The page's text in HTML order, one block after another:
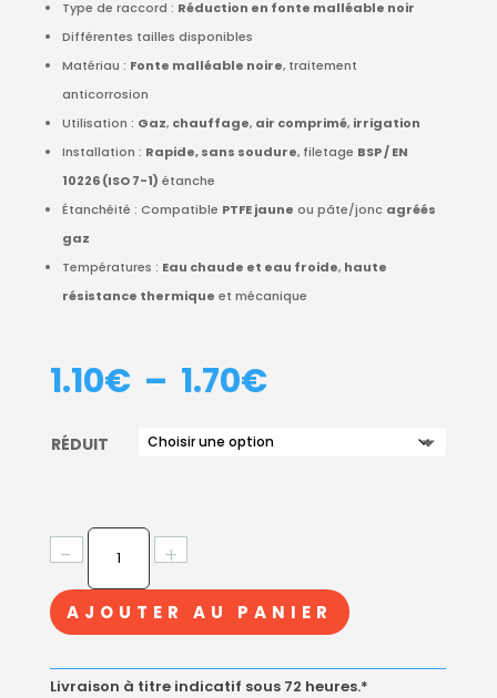
Type de raccord : Réduction en fonte malléable noir
Différentes tailles disponibles
Matériau : Fonte malléable noire, traitement
anticorrosion
Utilisation : Gaz, chauffage, air comprimé, irrigation
Installation : Rapide, sans soudure, filetage BSP / EN
10226 (ISO 7-1) étanche
Étanchéité : Compatible PTFE jaune ou pâte/jonc agréés
gaz
Températures : Eau chaude et eau froide, haute
résistance thermique et mécanique
1.10€ – 1.70€PLAGE
PRIX :
1.10€
RÉDUIT
-
QUANTITÉ
RÉDUCTION
EN
FONTE
MALLÉABLE
NOIR
+
AJOUTER AU PANIER
Livraison à titre indicatif sous 72 heures.*